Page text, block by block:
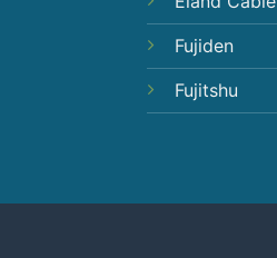
Fujiden
Fujitshu